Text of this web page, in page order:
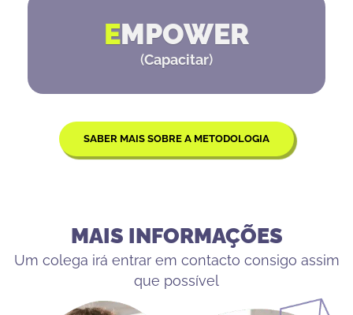
EMPOWER
(Capacitar)
SABER MAIS SOBRE A METODOLOGIA
MAIS INFORMAÇÕES
Um colega irá entrar em contacto consigo assim
que possível